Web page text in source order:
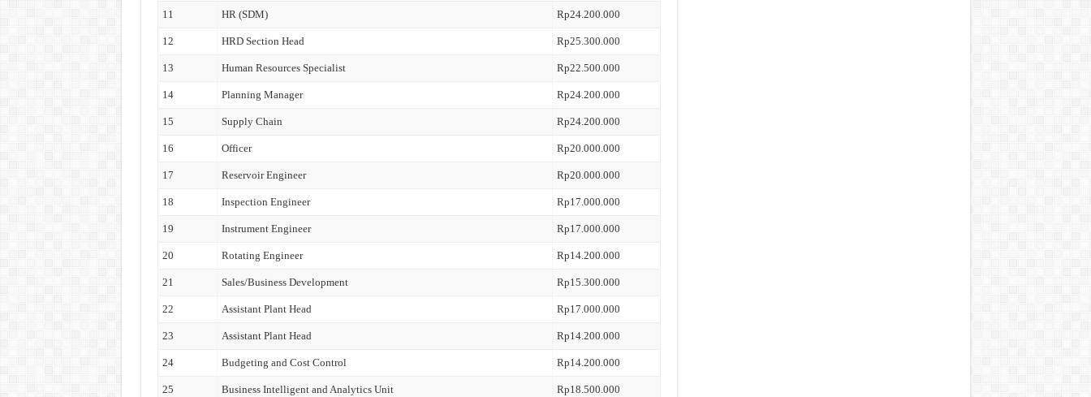
11 HR (SDM) Rp24.200.000
12 HRD Section Head Rp25.300.000
13 Human Resources Specialist Rp22.500.000
14 Planning Manager Rp24.200.000
15 Supply Chain Rp24.200.000
16 Officer Rp20.000.000
17 Reservoir Engineer Rp20.000.000
18 Inspection Engineer Rp17.000.000
19 Instrument Engineer Rp17.000.000
20 Rotating Engineer Rp14.200.000
21 Sales/Business Development Rp15.300.000
22 Assistant Plant Head Rp17.000.000
23 Assistant Plant Head Rp14.200.000
24 Budgeting and Cost Control Rp14.200.000
25 Business Intelligent and Analytics Unit Rp18.500.000